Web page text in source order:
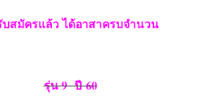
สมัครแล้ว ได้อาสาครบจำนวน
รุ่น9 ปี 60